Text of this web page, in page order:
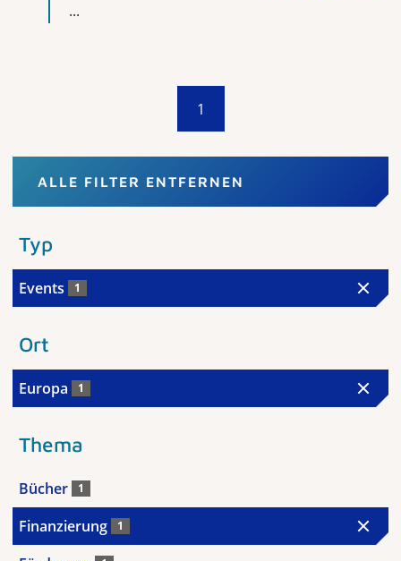
...
1
ALLE FILTER ENTFERNEN
Typ
Events 1
Ort
Europa 1
Thema
Bücher 1
Finanzierung 1